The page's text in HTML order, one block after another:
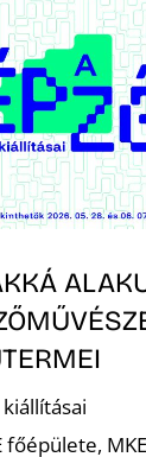
főépülete,